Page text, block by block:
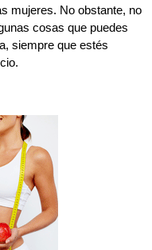
mujeres. No obstante, no
cosas que puedes
siempre que estés